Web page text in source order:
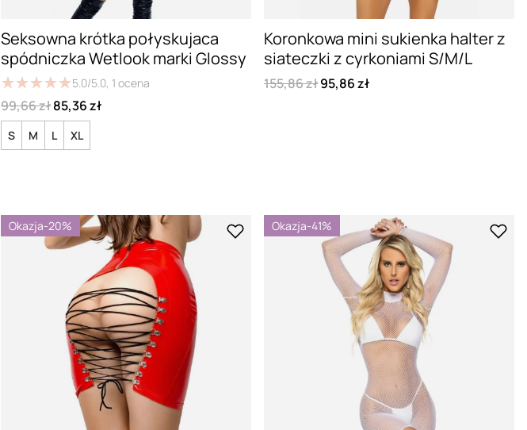
Seksowna krótka połyskujaca
spódniczka Wetlook marki Glossy
★★★★★
★★★★★5.0/5.0, 1 ocena
99,66 zł85,36 zł
S M L XL
Koronkowa mini sukienka halter z
siateczki z cyrkoniami S/M/L
155,86 zł95,86 zł
Okazja-20% Okazja-41%